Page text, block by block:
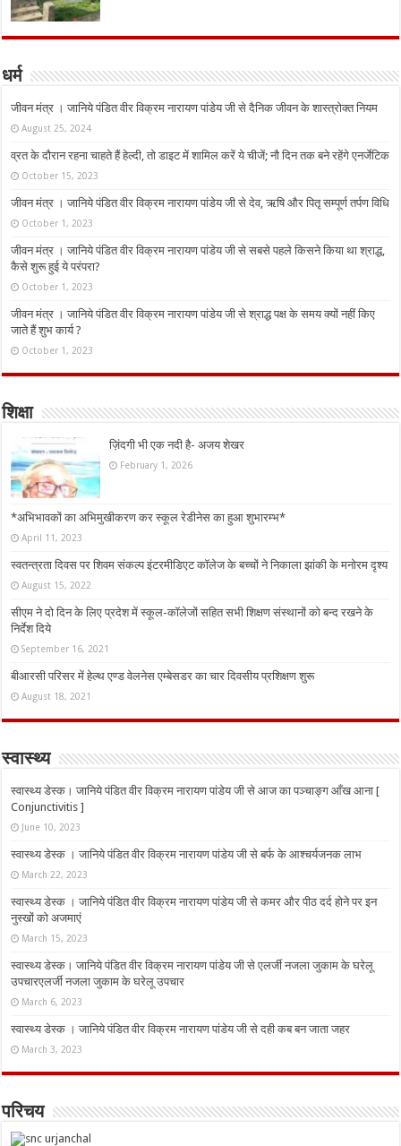
धर्म
जीवन मंत्र । जानिये पंडित वीर विक्रम नारायण पांडेय जी से दैनिक जीवन के शास्त्रोक्त नियम
August 25, 2024
व्रत के दौरान रहना चाहते हैं हेल्दी, तो डाइट में शामिल करें ये चीजें; नौ दिन तक बने रहेंगे एनर्जेटिक
October 15, 2023
जीवन मंत्र । जानिये पंडित वीर विक्रम नारायण पांडेय जी से देव, ऋषि और पितृ सम्पूर्ण तर्पण विधि
October 1, 2023
जीवन मंत्र । जानिये पंडित वीर विक्रम नारायण पांडेय जी से सबसे पहले किसने किया था श्राद्ध,
कैसे शुरू हुई ये परंपरा?
October 1, 2023
जीवन मंत्र । जानिये पंडित वीर विक्रम नारायण पांडेय जी से श्राद्ध पक्ष के समय क्यों नहीं किए
जाते हैं शुभ कार्य ?
October 1, 2023
शिक्षा
ज़िंदगी भी एक नदी है- अजय शेखर
February 1, 2026
*अभिभावकों का अभिमुखीकरण कर स्कूल रेडीनेस का हुआ शुभारम्भ*
April 11, 2023
स्वतन्त्रता दिवस पर शिवम संकल्प इंटरमीडिएट कॉलेज के बच्चों ने निकाला झांकी के मनोरम दृश्य
August 15, 2022
सीएम ने दो दिन के लिए प्रदेश में स्कूल-कॉलेजों सहित सभी शिक्षण संस्थानों को बन्द रखने के
निर्देश दिये
September 16, 2021
बीआरसी परिसर में हेल्थ एण्ड वेलनेस एम्बेसडर का चार दिवसीय प्रशिक्षण शुरू
August 18, 2021
स्वास्थ्य
स्वास्थ्य डेस्क। जानिये पंडित वीर विक्रम नारायण पांडेय जी से आज का पञ्चाङ्ग आँख आना [
Conjunctivitis ]
June 10, 2023
स्वास्थ्य डेस्क । जानिये पंडित वीर विक्रम नारायण पांडेय जी से बर्फ के आश्चर्यजनक लाभ
March 22, 2023
स्वास्थ्य डेस्क । जानिये पंडित वीर विक्रम नारायण पांडेय जी से कमर और पीठ दर्द होने पर इन
नुस्‍खों को अजमाएं
March 15, 2023
स्वास्थ्य डेस्क। जानिये पंडित वीर विक्रम नारायण पांडेय जी से एलर्जी नजला जुकाम के घरेलू
उपचारएलर्जी नजला जुकाम के घरेलू उपचार
March 6, 2023
स्वास्थ्य डेस्क । जानिये पंडित वीर विक्रम नारायण पांडेय जी से दही कब बन जाता जहर
March 3, 2023
परिचय